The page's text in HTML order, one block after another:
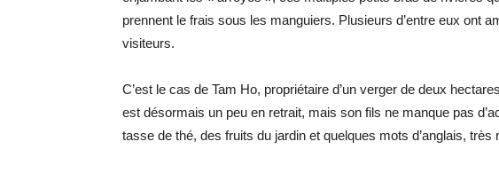
prennent le frais sous les manguiers. Plusieurs d’entre eux ont
visiteurs.
C’est le cas de Tam Ho, propriétaire d’un verger de deux
est désormais un peu en retrait, mais son fils ne manque pas
tasse de thé, des fruits du jardin et quelques mots d’anglais, très